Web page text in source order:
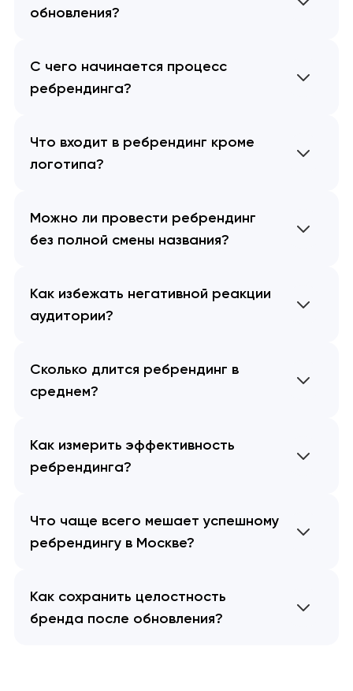
обновления?
С чего начинается процесс
ребрендинга?
Что входит в ребрендинг кроме
логотипа?
Можно ли провести ребрендинг
без полной смены названия?
Как избежать негативной реакции
аудитории?
Сколько длится ребрендинг в
среднем?
Как измерить эффективность
ребрендинга?
Что чаще всего мешает успешному
ребрендингу в Москве?
Как сохранить целостность
бренда после обновления?